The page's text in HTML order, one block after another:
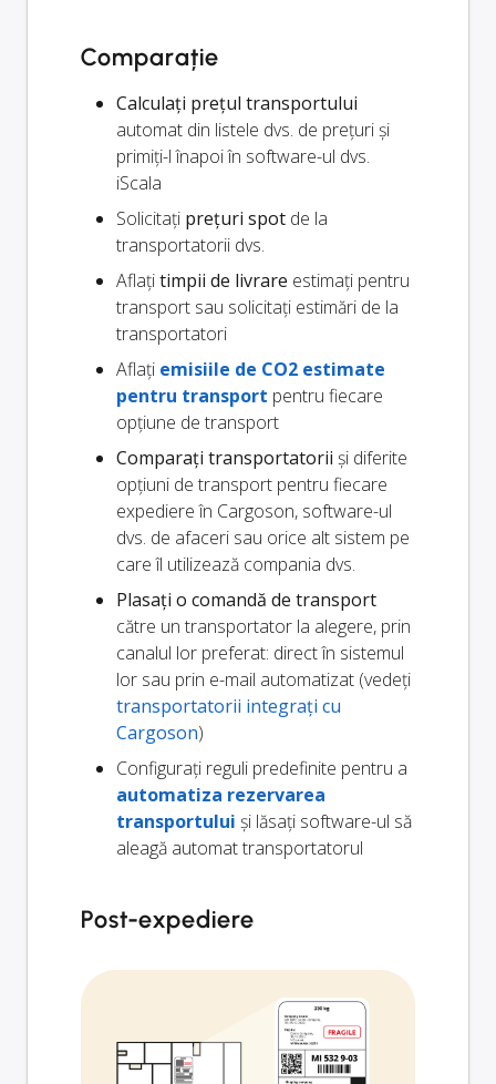
Comparație
Calculați prețul transportului
automat din listele dvs. de prețuri și
primiți-l înapoi în software-ul dvs.
iScala
Solicitați prețuri spot de la
transportatorii dvs.
Aflațitimpii de livrare estimați pentru
transport sau solicitați estimări de la
transportatori
Aflați emisiile de CO2 estimate
pentru transport pentru fiecare
opțiune de transport
Comparați transportatorii și diferite
opțiuni de transport pentru fiecare
expediere în Cargoson, software-ul
dvs. de afaceri sau orice alt sistem pe
care îl utilizează compania dvs.
Plasați o comandă de transport
către un transportator la alegere, prin
canalul lor preferat: direct în sistemul
lor sau prin e-mail automatizat (vedeți
transportatorii integrați cu
Cargoson)
Configurați reguli predefinite pentru a
automatiza rezervarea
transportului și lăsați software-ul să
aleagă automat transportatorul
Post-expediere